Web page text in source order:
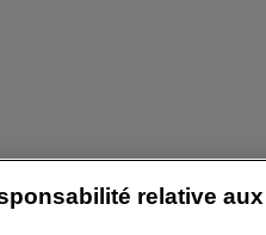
relative aux